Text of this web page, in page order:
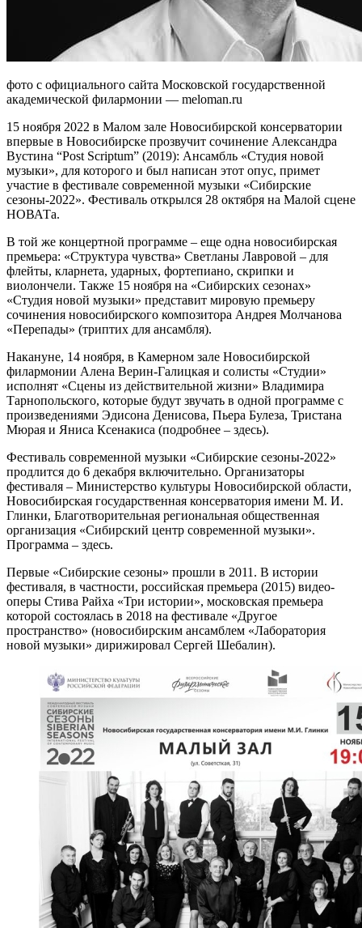
фото с официального сайта Московской государственной
академической филармонии — meloman.ru
15 ноября 2022 в Малом зале Новосибирской консерватории
впервые в Новосибирске прозвучит сочинение Александра
Вустина “Post Scriptum” (2019): Ансамбль «Студия новой
музыки», для которого и был написан этот опус, примет
участие в фестивале современной музыки «Сибирские
сезоны-2022». Фестиваль открылся 28 октября на Малой сцене
НОВАТа.
В той же концертной программе – еще одна новосибирская
премьера: «Структура чувства» Светланы Лавровой – для
флейты, кларнета, ударных, фортепиано, скрипки и
виолончели. Также 15 ноября на «Сибирских сезонах»
«Студия новой музыки» представит мировую премьеру
сочинения новосибирского композитора Андрея Молчанова
«Перепады» (триптих для ансамбля).
Накануне, 14 ноября, в Камерном зале Новосибирской
филармонии Алена Верин-Галицкая и солисты «Студии»
исполнят «Сцены из действительной жизни» Владимира
Тарнопольского, которые будут звучать в одной программе с
произведениями Эдисона Денисова, Пьера Булеза, Тристана
Мюрая и Яниса Ксенакиса (подробнее – здесь).
Фестиваль современной музыки «Сибирские сезоны-2022»
продлится до 6 декабря включительно. Организаторы
фестиваля – Министерство культуры Новосибирской области,
Новосибирская государственная консерватория имени М. И.
Глинки, Благотворительная региональная общественная
организация «Сибирский центр современной музыки».
Программа – здесь.
Первые «Сибирские сезоны» прошли в 2011. В истории
фестиваля, в частности, российская премьера (2015) видео-
оперы Стива Райха «Три истории», московская премьера
которой состоялась в 2018 на фестивале «Другое
пространство» (новосибирским ансамблем «Лаборатория
новой музыки» дирижировал Сергей Шебалин).